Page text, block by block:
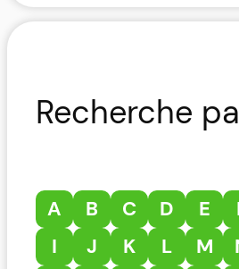
Recherche
A B C D E
I
J K L M